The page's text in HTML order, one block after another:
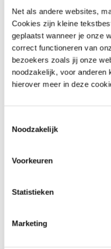
Net als andere websites,
Cookies zijn kleine
geplaatst wanneer je onze
correct functioneren van
bezoekers zoals jij onze
noodzakelijk, voor anderen
hierover meer in deze
Noodzakelijk
Voorkeuren
Statistieken
Marketing